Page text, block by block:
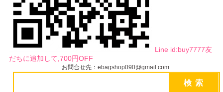
Line id:buy7777友
だちに追加して,700円OFF
お問合せ先：ebagshop090@gmail.com